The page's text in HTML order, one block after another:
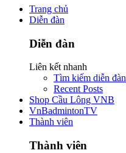
Trang chủ
Diễn đàn
Diễn đàn
Liên kết nhanh
Tìm kiếm diễn đàn
Recent Posts
Shop Cầu Lông VNB
VnBadmintonTV
Thành viên
Thành viên